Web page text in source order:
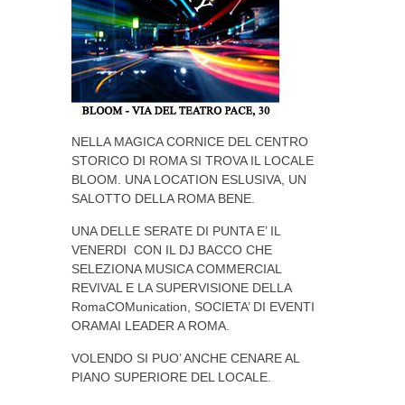
NELLA MAGICA CORNICE DEL CENTRO
STORICO DI ROMA SI TROVA IL LOCALE
BLOOM. UNA LOCATION ESLUSIVA, UN
SALOTTO DELLA ROMA BENE.
UNA DELLE SERATE DI PUNTA E’ IL
VENERDI CON IL DJ BACCO CHE
SELEZIONA MUSICA COMMERCIAL
REVIVAL E LA SUPERVISIONE DELLA
RomaCOMunication, SOCIETA’ DI EVENTI
ORAMAI LEADER A ROMA.
VOLENDO SI PUO’ ANCHE CENARE AL
PIANO SUPERIORE DEL LOCALE.